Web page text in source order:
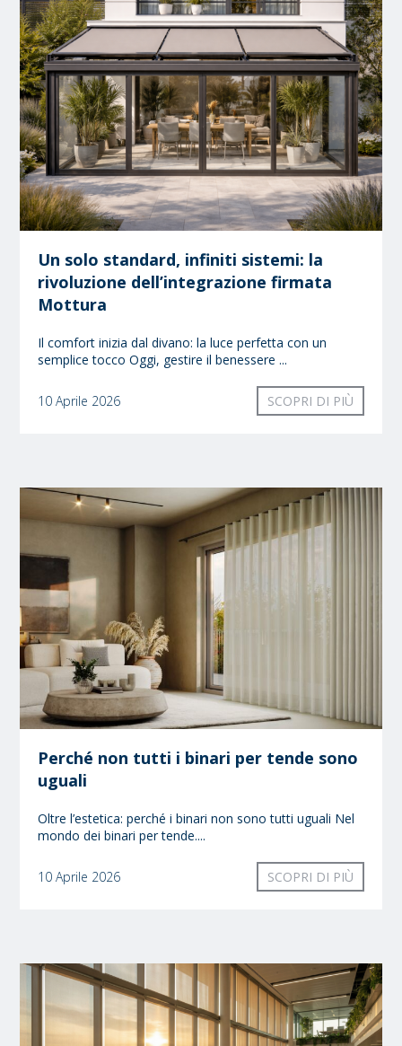
Un solo standard, infiniti sistemi: la
rivoluzione dell’integrazione firmata
Mottura
Il comfort inizia dal divano: la luce perfetta con un
semplice tocco Oggi, gestire il benessere ...
10 Aprile 2026 SCOPRI DI PIÙ
Perché non tutti i binari per tende sono
uguali
Oltre l’estetica: perché i binari non sono tutti uguali Nel
mondo dei binari per tende....
10 Aprile 2026 SCOPRI DI PIÙ